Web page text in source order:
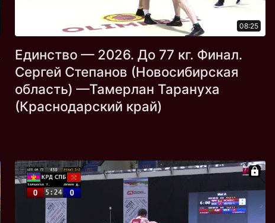
08:25
Единство — 2026. До 77 кг. Финал.
Сергей Степанов (Новосибирская
область) —Тамерлан Тарануха
(Краснодарский край)